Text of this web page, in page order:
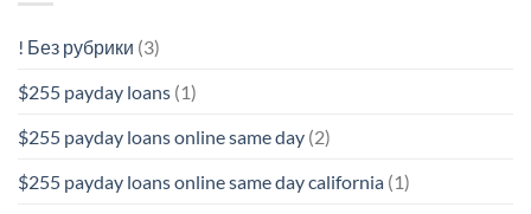
! Без рубрики (3)
$255 payday loans (1)
$255 payday loans online same day (2)
$255 payday loans online same day california (1)